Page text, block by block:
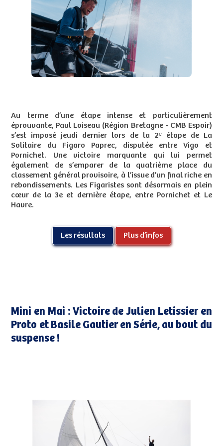
Au terme d’une étape intense et particulièrement
éprouvante, Paul Loiseau (Région Bretagne - CMB Espoir)
s’est imposé jeudi dernier lors de la 2ᵉ étape de La
Solitaire du Figaro Paprec, disputée entre Vigo et
Pornichet. Une victoire marquante qui lui permet
également de s’emparer de la quatrième place du
classement général provisoire, à l’issue d’un final riche en
rebondissements. Les Figaristes sont désormais en plein
cœur de la 3e et dernière étape, entre Pornichet et Le
Havre.
Les résultats Plus d’infos
Mini en Mai : Victoire de Julien Letissier en
Proto et Basile Gautier en Série, au bout du
suspense !